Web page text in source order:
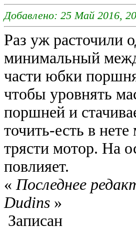
Добавлено: 25 Май 2016,
Раз уж расточили
минимальный
части юбки
чтобы уровнять
поршней и
точить-есть в
трясти мотор. На
повлияет.
« Последнее
Dudins »
Записан